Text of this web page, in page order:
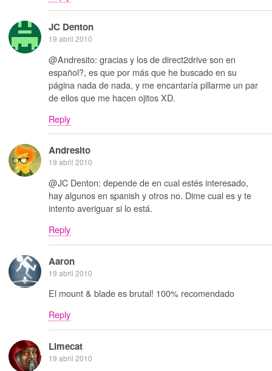
JC Denton
19 abril 2010
@Andresito: gracias y los de direct2drive son en
español?, es que por más que he buscado en su
página nada de nada, y me encantaría pillarme un par
de ellos que me hacen ojitos XD.
Reply
Andresito
19 abril 2010
@JC Denton: depende de en cual estés interesado,
hay algunos en spanish y otros no. Dime cual es y te
intento averiguar si lo está.
Reply
Aaron
19 abril 2010
El mount & blade es brutal! 100% recomendado
Reply
Limecat
19 abril 2010